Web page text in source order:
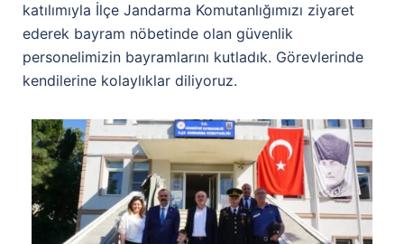
katılımıyla İlçe Jandarma Komutanlığımızı ziyaret
ederek bayram nöbetinde olan güvenlik
personelimizin bayramlarını kutladık. Görevlerinde
kendilerine kolaylıklar diliyoruz.